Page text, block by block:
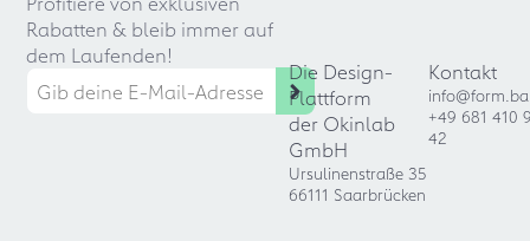
Rabatten & bleib immer auf
dem Laufenden!
Die Design-
Plattform
der Okinlab
GmbH
Ursulinenstraße 35
66111 Saarbrücken
Kontakt
+49 681 410
42